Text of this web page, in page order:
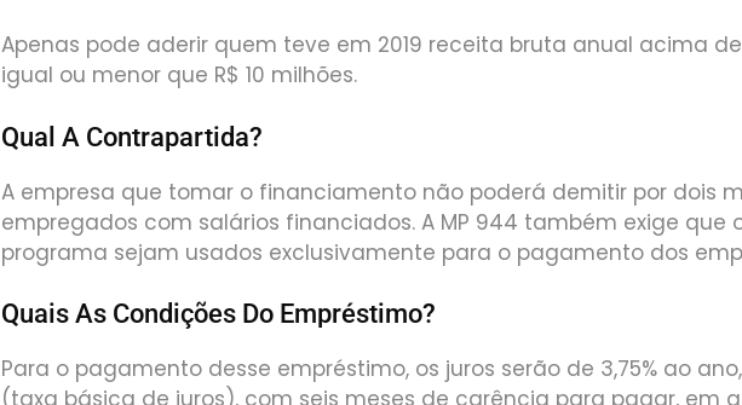
Apenas pode aderir quem teve em 2019 receita bruta anual acima
igual ou menor que R$ 10 milhões.
Qual A Contrapartida?
A empresa que tomar o financiamento não poderá demitir por dois
empregados com salários financiados. A MP 944 também exige que
programa sejam usados exclusivamente para o pagamento dos
Quais As Condições Do Empréstimo?
Para o pagamento desse empréstimo, os juros serão de 3,75% ao